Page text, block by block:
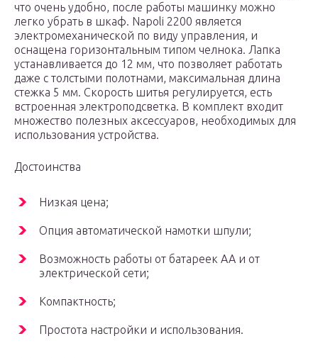
что очень удобно, после работы машинку можно
легко убрать в шкаф. Napoli 2200 является
электромеханической по виду управления, и
оснащена горизонтальным типом челнока. Лапка
устанавливается до 12 мм, что позволяет работать
даже с толстыми полотнами, максимальная длина
стежка 5 мм. Скорость шитья регулируется, есть
встроенная электроподсветка. В комплект входит
множество полезных аксессуаров, необходимых для
использования устройства.
Достоинства
Низкая цена;
Опция автоматической намотки шпули;
Возможность работы от батареек АА и от
электрической сети;
Компактность;
Простота настройки и использования.